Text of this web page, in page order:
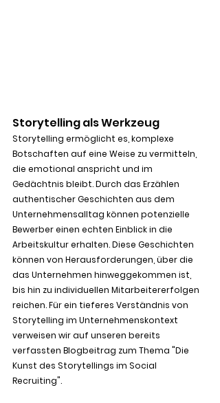
Storytelling als Werkzeug
Storytelling ermöglicht es, komplexe
Botschaften auf eine Weise zu vermitteln,
die emotional anspricht und im
Gedächtnis bleibt. Durch das Erzählen
authentischer Geschichten aus dem
Unternehmensalltag können potenzielle
Bewerber einen echten Einblick in die
Arbeitskultur erhalten. Diese Geschichten
können von Herausforderungen, über die
das Unternehmen hinweggekommen ist,
bis hin zu individuellen Mitarbeitererfolgen
reichen. Für ein tieferes Verständnis von
Storytelling im Unternehmenskontext
verweisen wir auf unseren bereits
verfassten Blogbeitrag zum Thema "Die
Kunst des Storytellings im Social
Recruiting".